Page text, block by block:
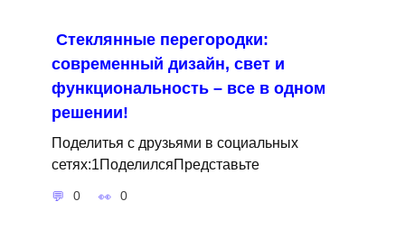
Стеклянные перегородки:
современный дизайн, свет и
функциональность – все в одном
решении!
Поделитья с друзьями в социальных
сетях:1ПоделилсяПредставьте
0 0